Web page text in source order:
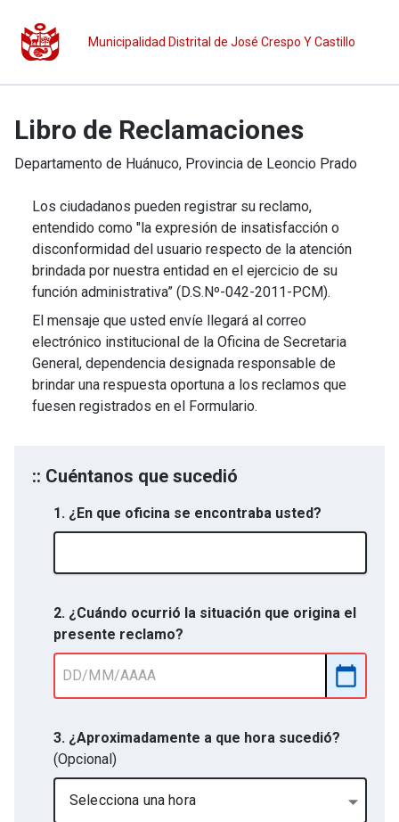
Municipalidad Distrital de José Crespo Y Castillo
Libro de Reclamaciones
Departamento de Huánuco, Provincia de Leoncio Prado
Los ciudadanos pueden registrar su reclamo,
entendido como "la expresión de insatisfacción o
disconformidad del usuario respecto de la atención
brindada por nuestra entidad en el ejercicio de su
función administrativa” (D.S.Nº-042-2011-PCM).
El mensaje que usted envíe llegará al correo
electrónico institucional de la Oficina de Secretaria
General, dependencia designada responsable de
brindar una respuesta oportuna a los reclamos que
fuesen registrados en el Formulario.
:: Cuéntanos que sucedió
1. ¿En que oficina se encontraba usted?
2. ¿Cuándo ocurrió la situación que origina el
presente reclamo?
3. ¿Aproximadamente a que hora sucedió?
(Opcional)
Selecciona una hora